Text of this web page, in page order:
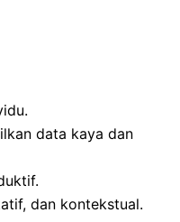
data kaya dan
dan kontekstual.